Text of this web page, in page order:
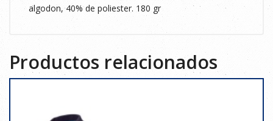
algodon, 40% de poliester. 180 gr
Productos relacionados